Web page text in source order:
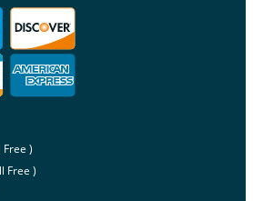
)
Free )